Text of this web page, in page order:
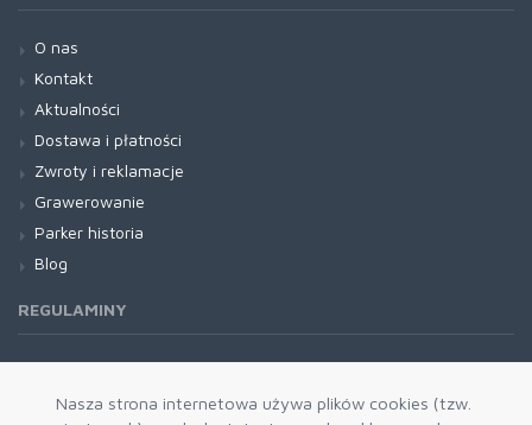
Nasza strona internetowa używa plików cookies (tzw.
O nas
Kontakt
Aktualności
Dostawa i płatności
Zwroty i reklamacje
Grawerowanie
Parker historia
Blog
REGULAMINY